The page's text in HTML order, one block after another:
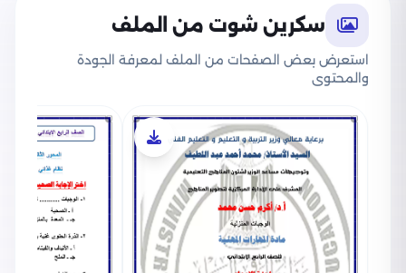
سكرين شوت من الملف
استعرض بعض الصفحات من الملف لمعرفة الجودة
والمحتوى